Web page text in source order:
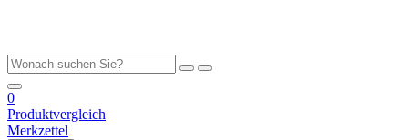
0
Produktvergleich
Merkzettel